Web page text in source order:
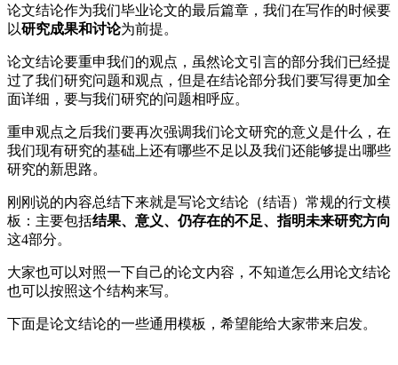
论文结论作为我们毕业论文的最后篇章，我们在写作的时候要
以研究成果和讨论为前提。
论文结论要重申我们的观点，虽然论文引言的部分我们已经提
过了我们研究问题和观点，但是在结论部分我们要写得更加全
面详细，要与我们研究的问题相呼应。
重申观点之后我们要再次强调我们论文研究的意义是什么，在
我们现有研究的基础上还有哪些不足以及我们还能够提出哪些
研究的新思路。
刚刚说的内容总结下来就是写论文结论（结语）常规的行文模
板：主要包括结果、意义、仍存在的不足、指明未来研究方向
这4部分。
大家也可以对照一下自己的论文内容，不知道怎么用论文结论
也可以按照这个结构来写。
下面是论文结论的一些通用模板，希望能给大家带来启发。